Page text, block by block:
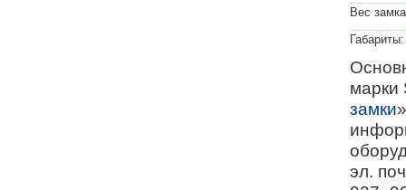
Вес
Габариты:
марки
замки
эл.